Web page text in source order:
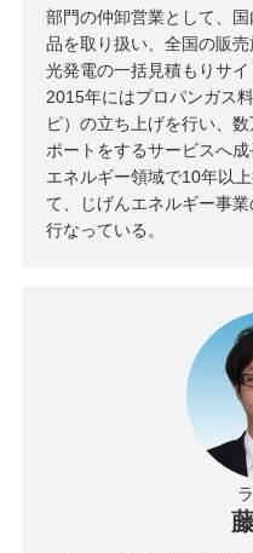
部門の仲卸営業として、
品を取り扱い、全国の販
光発電の一括見積もりサイ
2015年にはプロパンガス
ピ）の立ち上げを行い、
ポートをするサービスへ成
エネルギー領域で10年以
て、じげんエネルギー事
行なっている。